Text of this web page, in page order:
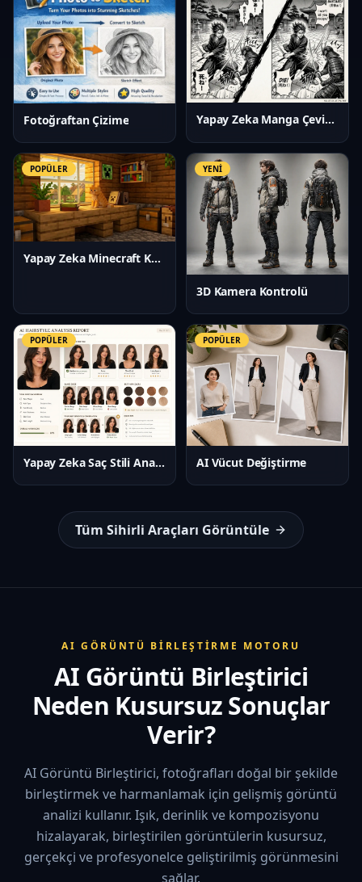
Fotoğraftan Çizime Yapay Zeka Manga Çevirmeni
POPÜLER
Yapay Zeka Minecraft Kaplama Oluşturucu
YENİ
3D Kamera Kontrolü
POPÜLER
Yapay Zeka Saç Stili Analizi
POPÜLER
AI Vücut Değiştirme
Tüm Sihirli Araçları Görüntüle
AI GÖRÜNTÜ BİRLEŞTİRME MOTORU
AI Görüntü Birleştirici
Neden Kusursuz Sonuçlar
Verir?
AI Görüntü Birleştirici, fotoğrafları doğal bir şekilde
birleştirmek ve harmanlamak için gelişmiş görüntü
analizi kullanır. Işık, derinlik ve kompozisyonu
hizalayarak, birleştirilen görüntülerin kusursuz,
gerçekçi ve profesyonelce geliştirilmiş görünmesini
sağlar.